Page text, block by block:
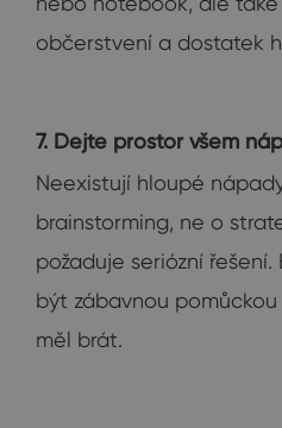
občerstvení a dostatek
7. Dejte prostor všem
Neexistují hloupé
brainstorming, ne o
požaduje seriózní
být zábavnou
měl brát.